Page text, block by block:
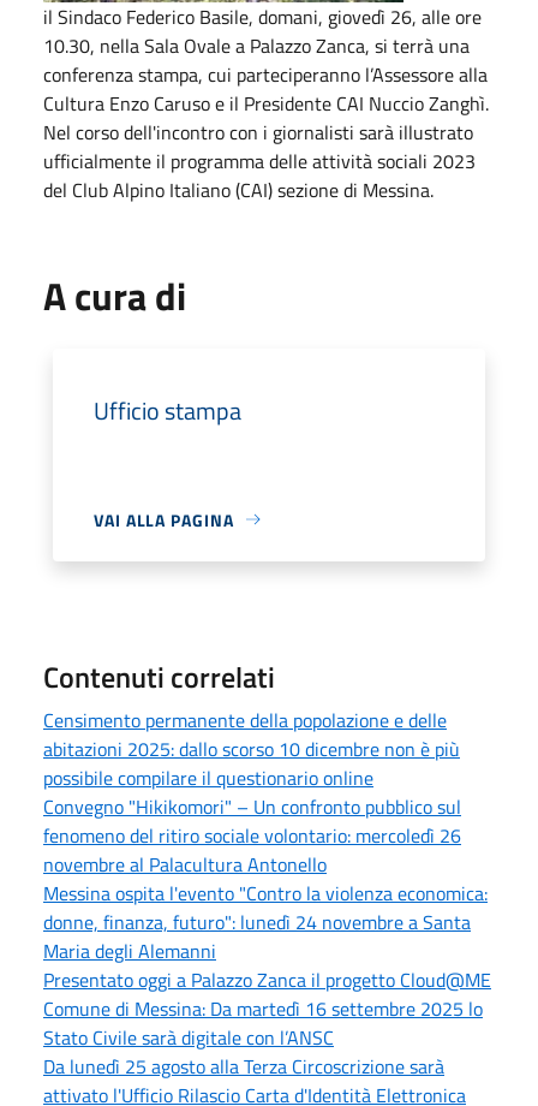
il Sindaco Federico Basile, domani, giovedì 26, alle ore
10.30, nella Sala Ovale a Palazzo Zanca, si terrà una
conferenza stampa, cui parteciperanno l’Assessore alla
Cultura Enzo Caruso e il Presidente CAI Nuccio Zanghì.
Nel corso dell'incontro con i giornalisti sarà illustrato
ufficialmente il programma delle attività sociali 2023
del Club Alpino Italiano (CAI) sezione di Messina.
A cura di
Ufficio stampa
VAI ALLA PAGINA
Contenuti correlati
Censimento permanente della popolazione e delle
abitazioni 2025: dallo scorso 10 dicembre non è più
possibile compilare il questionario online
Convegno "Hikikomori" – Un confronto pubblico sul
fenomeno del ritiro sociale volontario: mercoledì 26
novembre al Palacultura Antonello
Messina ospita l'evento "Contro la violenza economica:
donne, finanza, futuro": lunedì 24 novembre a Santa
Maria degli Alemanni
Presentato oggi a Palazzo Zanca il progetto Cloud@ME
Comune di Messina: Da martedì 16 settembre 2025 lo
Stato Civile sarà digitale con l’ANSC
Da lunedì 25 agosto alla Terza Circoscrizione sarà
attivato l'Ufficio Rilascio Carta d'Identità Elettronica